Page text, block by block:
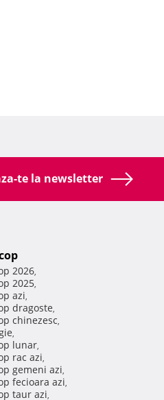
te la newsletter
2026,
2025,
azi,
dragoste,
chinezesc,
,
lunar,
rac azi,
gemeni azi,
fecioara azi,
taur azi,